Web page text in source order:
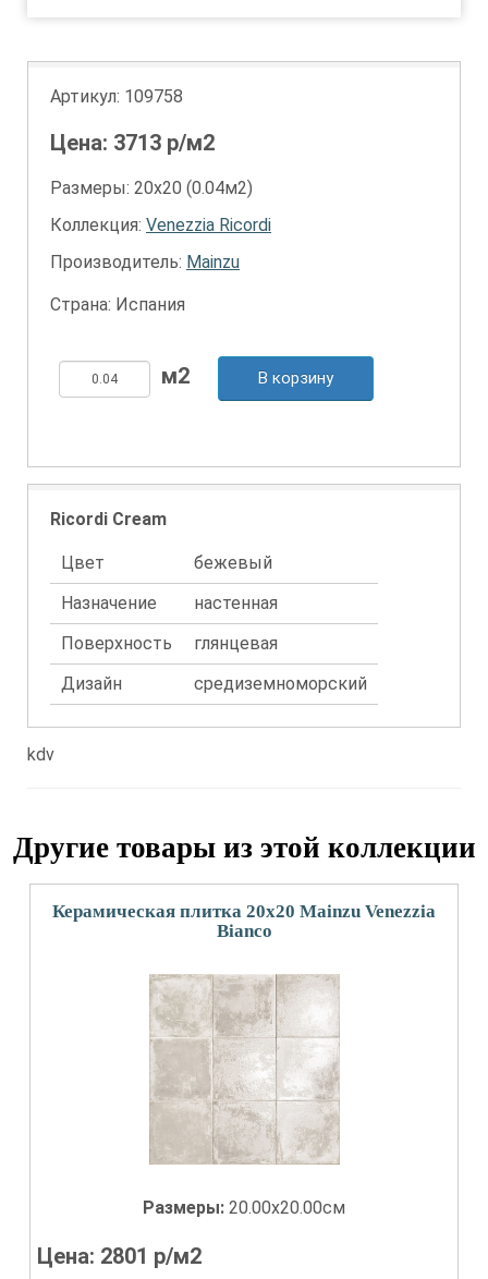
Артикул: 109758
Цена: 3713 р/м2
Размеры: 20х20 (0.04м2)
Коллекция: Venezzia Ricordi
Производитель: Mainzu
Страна: Испания
В корзину
Ricordi Cream
Цвет
бежевый
Назначение
настенная
Поверхность
глянцевая
Дизайн
средиземноморский
kdv
Другие товары из этой коллекции
Керамическая плитка 20x20 Mainzu Venezzia
Bianco
Размеры: 20.00x20.00см
Цена: 2801 р/м2